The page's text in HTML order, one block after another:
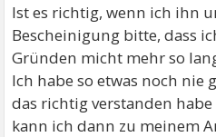
Ist es richtig, wenn ich ihn
Bescheinigung bitte, dass
Gründen micht mehr so
Ich habe so etwas noch nie
das richtig verstanden
kann ich dann zu meinem